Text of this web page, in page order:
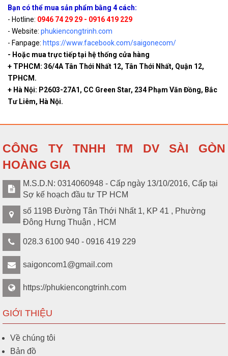
Bạn có thể mua sản phẩm bằng 4 cách:
- Hotline: 0946 74 29 29 - 0916 419 229
- Website: phukiencongtrinh.com
- Fanpage: https://www.facebook.com/saigonecom/
- Hoặc mua trực tiếp tại hệ thống cửa hàng
+ TPHCM: 36/4A Tân Thới Nhất 12, Tân Thới Nhất, Quận 12,
TPHCM.
+ Hà Nội: P2603-27A1, CC Green Star, 234 Phạm Văn Đồng, Bắc
Tư Liêm, Hà Nội.
CÔNG TY TNHH TM DV SÀI GÒN
HOÀNG GIA
M.S.D.N: 0314060948 - Cấp ngày 13/10/2016, Cấp tại
Sợ kế hoạch đầu tư TP HCM
số 119B Đường Tân Thới Nhất 1, KP 41 , Phường
Đông Hưng Thuận , HCM
028.3 6100 940 - 0916 419 229
saigoncom1@gmail.com
https://phukiencongtrinh.com
GIỚI THIỆU
Về chúng tôi
Bản đồ